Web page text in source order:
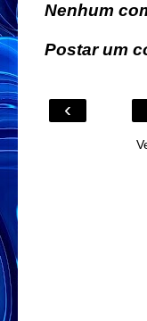
Nenhum
Postar um
‹